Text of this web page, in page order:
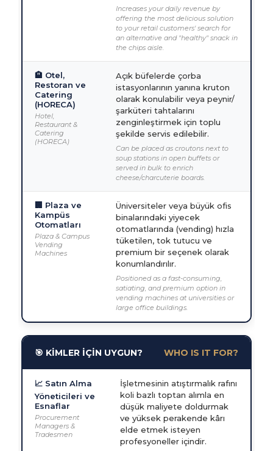
Increases your daily revenue by
offering the most delicious solution
to your retail customers' search for
an alternative and "healthy" snack in
the chips aisle.
🏨 Otel,
Restoran ve
Catering
(HORECA)
Hotel,
Restaurant &
Catering
(HORECA)
Açık büfelerde çorba
istasyonlarının yanına kruton
olarak konulabilir veya peynir/
şarküteri tahtalarını
zenginleştirmek için toplu
şekilde servis edilebilir.
Can be placed as croutons next to
soup stations in open buffets or
served in bulk to enrich
cheese/charcuterie boards.
🏢 Plaza ve
Kampüs
Otomatları
Plaza & Campus
Vending
Machines
Üniversiteler veya büyük ofis
binalarındaki yiyecek
otomatlarında (vending) hızla
tüketilen, tok tutucu ve
premium bir seçenek olarak
konumlandırılır.
Positioned as a fast-consuming,
satiating, and premium option in
vending machines at universities or
large office buildings.
🎯 KİMLER İÇİN UYGUN? WHO IS IT FOR?
📈 Satın Alma
Yöneticileri ve
Esnaflar
Procurement
Managers &
Tradesmen
İşletmesinin atıştırmalık rafını
koli bazlı toptan alımla en
düşük maliyete doldurmak
ve yüksek perakende kârı
elde etmek isteyen
profesyoneller içindir.